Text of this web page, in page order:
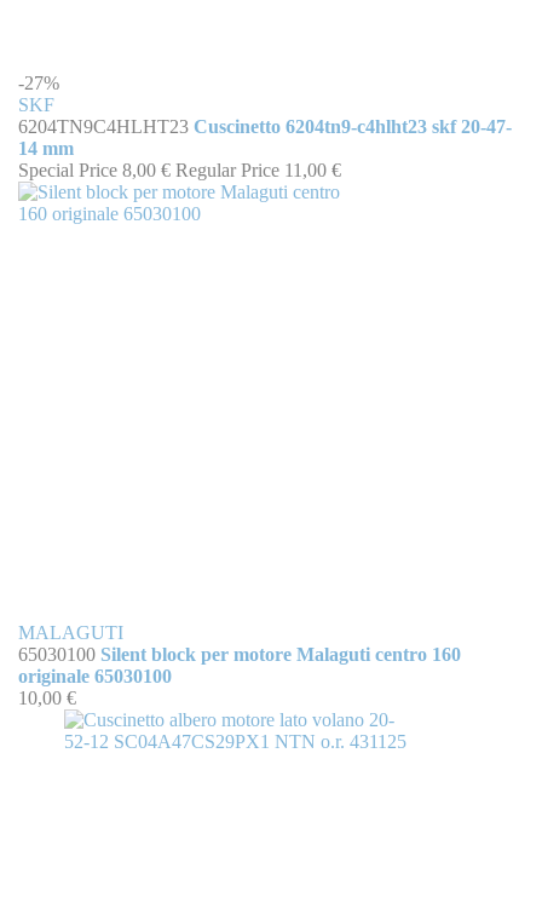
-27%
SKF
6204TN9C4HLHT23 Cuscinetto 6204tn9-c4hlht23 skf 20-47-
14 mm
Special Price 8,00 € Regular Price 11,00 €
MALAGUTI
65030100 Silent block per motore Malaguti centro 160
originale 65030100
10,00 €